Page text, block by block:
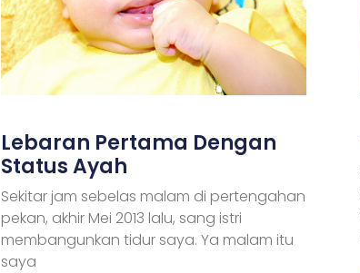
Lebaran Pertama Dengan
Status Ayah
Sekitar jam sebelas malam di pertengahan
pekan, akhir Mei 2013 lalu, sang istri
membangunkan tidur saya. Ya malam itu
saya